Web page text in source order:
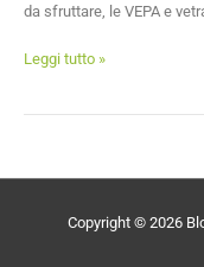
da sfruttare, le VEPA e
Leggi tutto »
Copyright © 2026